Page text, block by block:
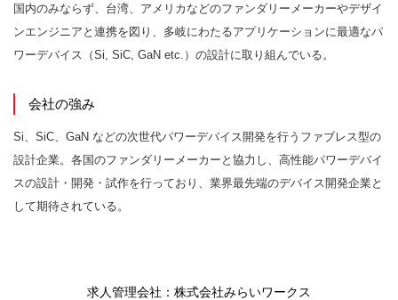
国内のみならず、台湾、アメリカなどのファンダリーメーカーやデザイ
ンエンジニアと連携を図り、多岐にわたるアプリケーションに最適なパ
ワーデバイス（Si, SiC, GaN etc.）の設計に取り組んでいる。
会社の強み
Si、SiC、GaN などの次世代パワーデバイス開発を行うファブレス型の
設計企業。各国のファンダリーメーカーと協力し、高性能パワーデバイ
スの設計・開発・試作を行っており、業界最先端のデバイス開発企業と
して期待されている。
求人管理会社：株式会社みらいワークス